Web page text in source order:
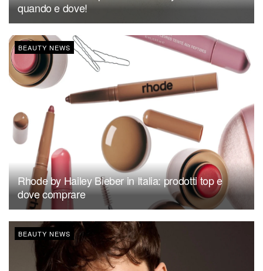
quando e dove!
BEAUTY NEWS
Rhode by Hailey Bieber in Italia: prodotti top e
dove comprare
BEAUTY NEWS